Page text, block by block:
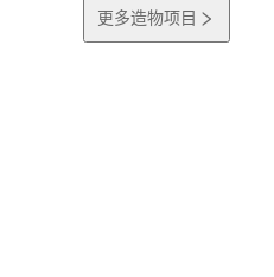
更多造物项目